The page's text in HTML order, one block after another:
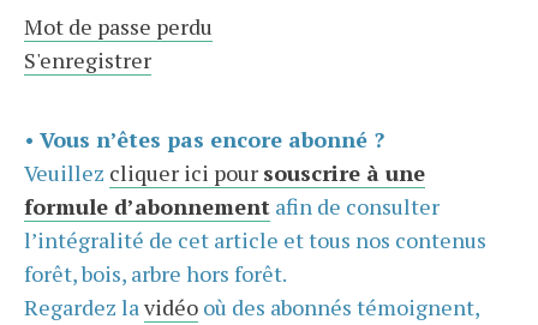
Mot de passe perdu
S'enregistrer
• Vous n’êtes pas encore abonné ?
Veuillez cliquer ici pour souscrire à une
formule d’abonnement afin de consulter
l’intégralité de cet article et tous nos contenus
forêt, bois, arbre hors forêt.
Regardez lavidéo où des abonnés témoignent,